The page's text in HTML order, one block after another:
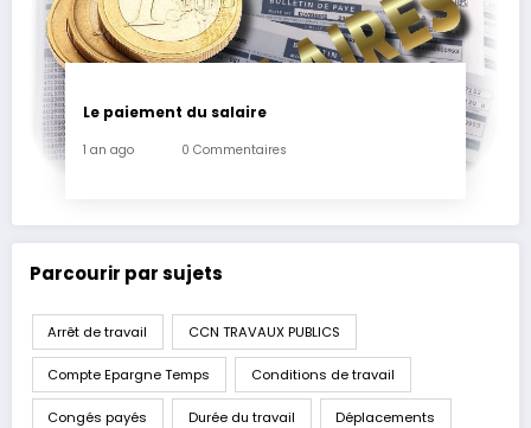
Le paiement du salaire
1 an ago 0 Commentaires
Parcourir par sujets
Arrêt de travail CCN TRAVAUX PUBLICS
Compte Epargne Temps Conditions de travail
Congés payés Durée du travail Déplacements